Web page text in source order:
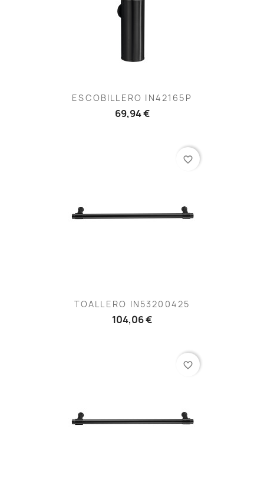
ESCOBILLERO IN42165P
69,94 €
TOALLERO IN53200425
104,06 €
favorite_border
favorite_border